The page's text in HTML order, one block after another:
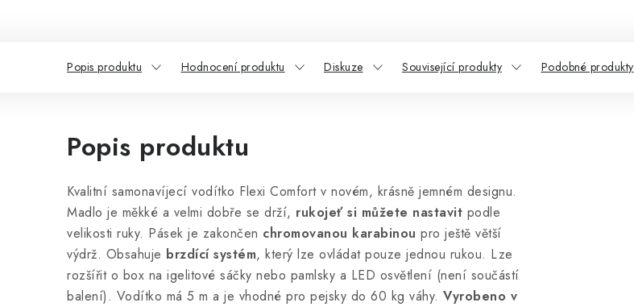
Popis produktu Hodnocení produktu Diskuze Související produkty Podobné produkty
Popis produktu
Kvalitní samonavíjecí vodítko Flexi Comfort v novém, krásně jemném designu.
Madlo je měkké a velmi dobře se drží, rukojeť si můžete nastavit podle
velikosti ruky. Pásek je zakončen chromovanou karabinou pro ještě větší
výdrž. Obsahuje brzdící systém, který lze ovládat pouze jednou rukou. Lze
rozšířit o box na igelitové sáčky nebo pamlsky a LED osvětlení (není součástí
balení). Vodítko má 5 m a je vhodné pro pejsky do 60 kg váhy. Vyrobeno v